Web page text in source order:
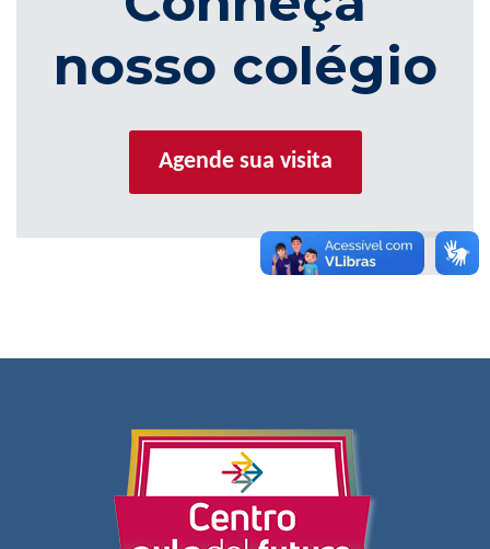
nosso colégio
Agende sua visita